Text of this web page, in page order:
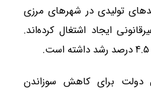
تولیدی در شهرهای مرزی
ایجاد اشتغال کرده‌اند.
برای کاهش سوزاندن